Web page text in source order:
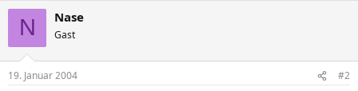
N Nase
Gast
19. Januar 2004 #2